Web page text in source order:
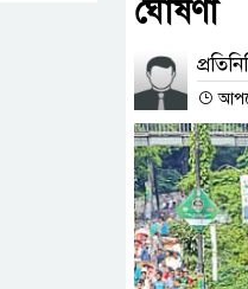
ঘোষণা